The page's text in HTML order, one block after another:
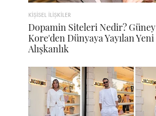
KİŞİSEL İLİŞKİLER
Dopamin Siteleri Nedir? Güney
Kore'den Dünyaya Yayılan Yeni
Alışkanlık